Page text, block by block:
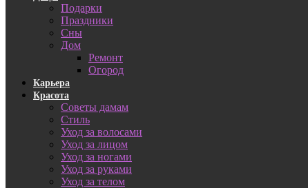
Подарки
Праздники
Сны
Дом
Ремонт
Огород
Карьера
Красота
Советы дамам
Стиль
Уход за волосами
Уход за лицом
Уход за ногами
Уход за руками
Уход за телом